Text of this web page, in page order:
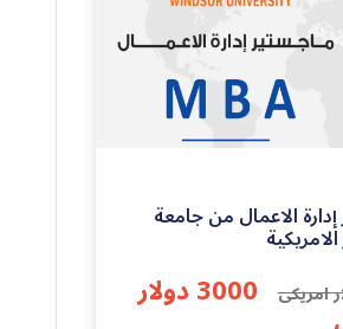
الاعمال من جامعة
3000 دولار